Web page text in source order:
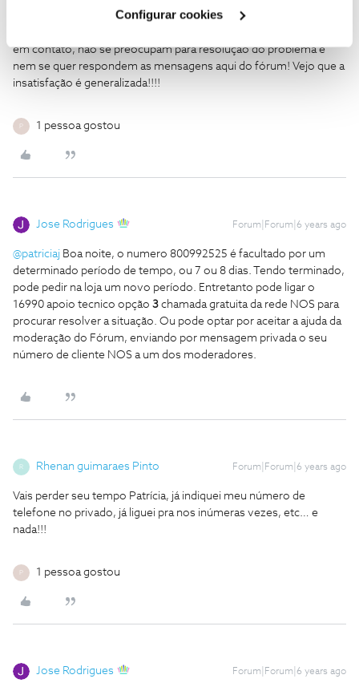
Configurar cookies
em contato, não se preocupam para resolução do problema é
nem se quer respondem as mensagens aqui do fórum! Vejo que a
insatisfação é generalizada!!!!
1 pessoa gostou
Jose Rodrigues Forum|Forum|6 years ago
@patriciaj Boa noite, o numero 800992525 é facultado por um
determinado período de tempo, ou 7 ou 8 dias. Tendo terminado,
pode pedir na loja um novo período. Entretanto pode ligar o
16990 apoio tecnico opção 3 chamada gratuita da rede NOS para
procurar resolver a situação. Ou pode optar por aceitar a ajuda da
moderação do Fórum, enviando por mensagem privada o seu
número de cliente NOS a um dos moderadores.
R Rhenan guimaraes Pinto Forum|Forum|6 years ago
Vais perder seu tempo Patrícia, já indiquei meu número de
telefone no privado, já liguei pra nos inúmeras vezes, etc… e
nada!!!
1 pessoa gostou
Jose Rodrigues Forum|Forum|6 years ago